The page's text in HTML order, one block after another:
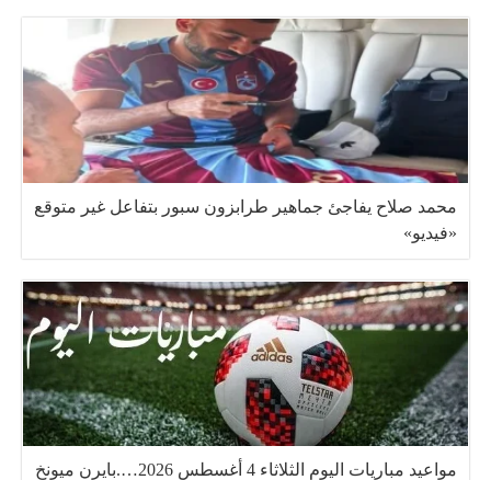
محمد صلاح يفاجئ جماهير طرابزون سبور بتفاعل غير متوقع
«فيديو»
مواعيد مباريات اليوم الثلاثاء 4 أغسطس 2026….بايرن ميونخ